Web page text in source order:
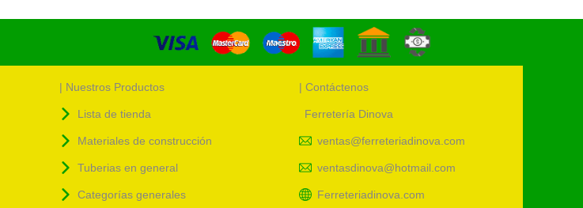
| Nuestros Productos
Lista de tienda
Materiales de construcción
Tuberias en general
Categorías generales
| Contáctenos
Ferretería Dinova
ventas@ferreteriadinova.com
ventasdinova@hotmail.com
Ferreteriadinova.com